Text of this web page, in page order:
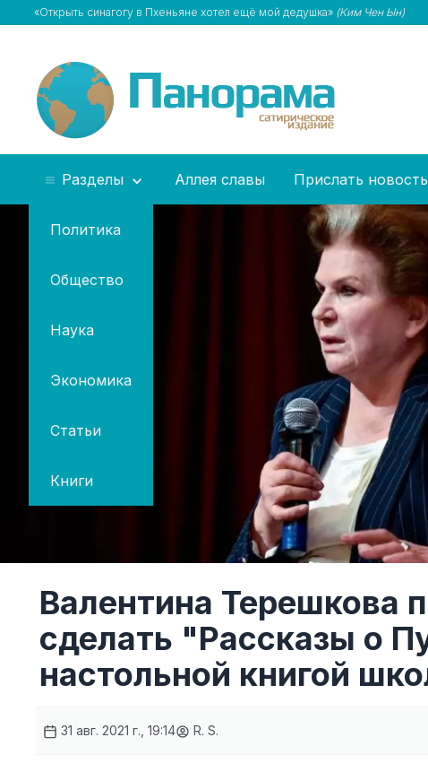
«Открыть синагогу в Пхеньяне хотел ещё мой дедушка» (Ким Чен Ын)
Разделы
Политика
Общество
Наука
Экономика
Статьи
Книги
Аллея славы Прислать новость
Валентина Терешкова
сделать "Рассказы о
настольной книгой
31 авг. 2021 г., 19:14 R. S.